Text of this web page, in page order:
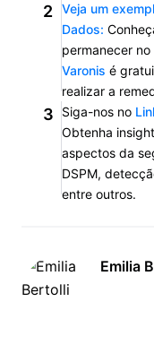
2 Veja um
Dados:
permanecer
Varonis é
realizar a
3 Siga-nos no
Obtenha
aspectos da
DSPM,
entre outros.
Emilia